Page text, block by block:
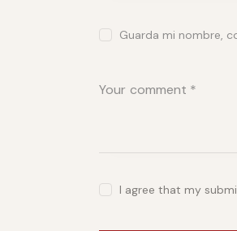
Guarda mi nombre,
I agree that my